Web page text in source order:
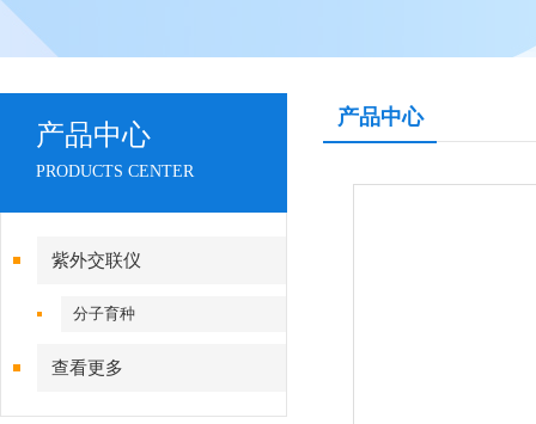
产品中心
PRODUCTS CENTER
紫外交联仪
分子育种
查看更多
产品中心